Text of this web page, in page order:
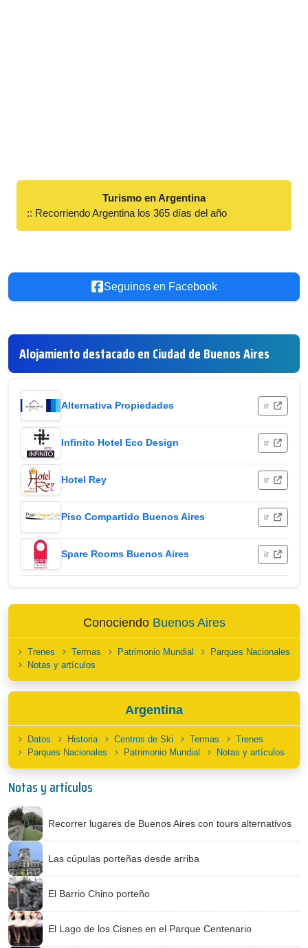
Turismo en Argentina
:: Recorriendo Argentina los 365 días del año
Seguinos en Facebook
Alojamiento destacado en Ciudad de Buenos Aires
Alternativa Propiedades ir
Infinito Hotel Eco Design ir
Hotel Rey ir
Piso Compartido Buenos Aires ir
Spare Rooms Buenos Aires ir
Conociendo Buenos Aires
Trenes Termas Patrimonio Mundial
Parques Nacionales
Notas y artículos
Argentina
Datos Historia Centros de Ski Termas
Trenes
Parques Nacionales
Patrimonio Mundial Notas y artículos
Notas y artículos
Recorrer lugares de Buenos Aires con tours alternativos
Las cúpulas porteñas desde arriba
El Barrio Chino porteño
El Lago de los Cisnes en el Parque Centenario